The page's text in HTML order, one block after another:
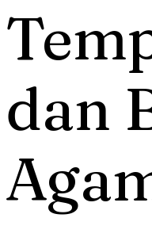
dan